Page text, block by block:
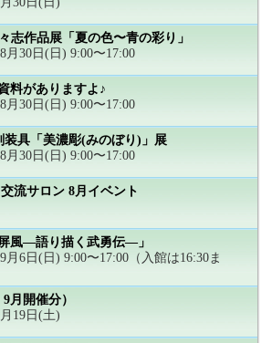
志作品展「夏の色〜青の彩り」
月30日(日) 9:00〜17:00
料がありますよ♪
月30日(日) 9:00〜17:00
具「美濃彫(みのぼり)」展
月30日(日) 9:00〜17:00
流サロン 8月イベント
風―語り描く武勇伝―」
月6日(日) 9:00〜17:00（入館は16:30ま
月開催分）
19日(土)